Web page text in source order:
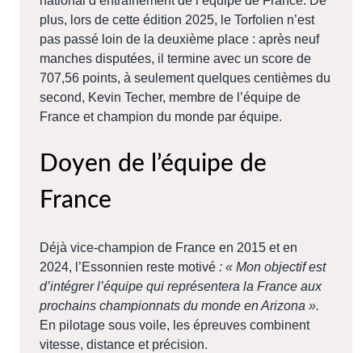
plus, lors de cette édition 2025, le Torfolien n’est
pas passé loin de la deuxième place : après neuf
manches disputées, il termine avec un score de
707,56 points, à seulement quelques centièmes du
second, Kevin Techer, membre de l’équipe de
France et champion du monde par équipe.
Doyen de l’équipe de
France
Déjà vice-champion de France en 2015 et en
2024, l’Essonnien reste motivé : « Mon objectif est
d’intégrer l’équipe qui représentera la France aux
prochains championnats du monde en Arizona ».
En pilotage sous voile, les épreuves combinent
vitesse, distance et précision.